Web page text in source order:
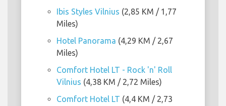
Ibis Styles Vilnius (2,85 KM / 1,77
Miles)
Hotel Panorama (4,29 KM / 2,67
Miles)
Comfort Hotel LT - Rock 'n' Roll
Vilnius (4,38 KM / 2,72 Miles)
Comfort Hotel LT (4,4 KM / 2,73